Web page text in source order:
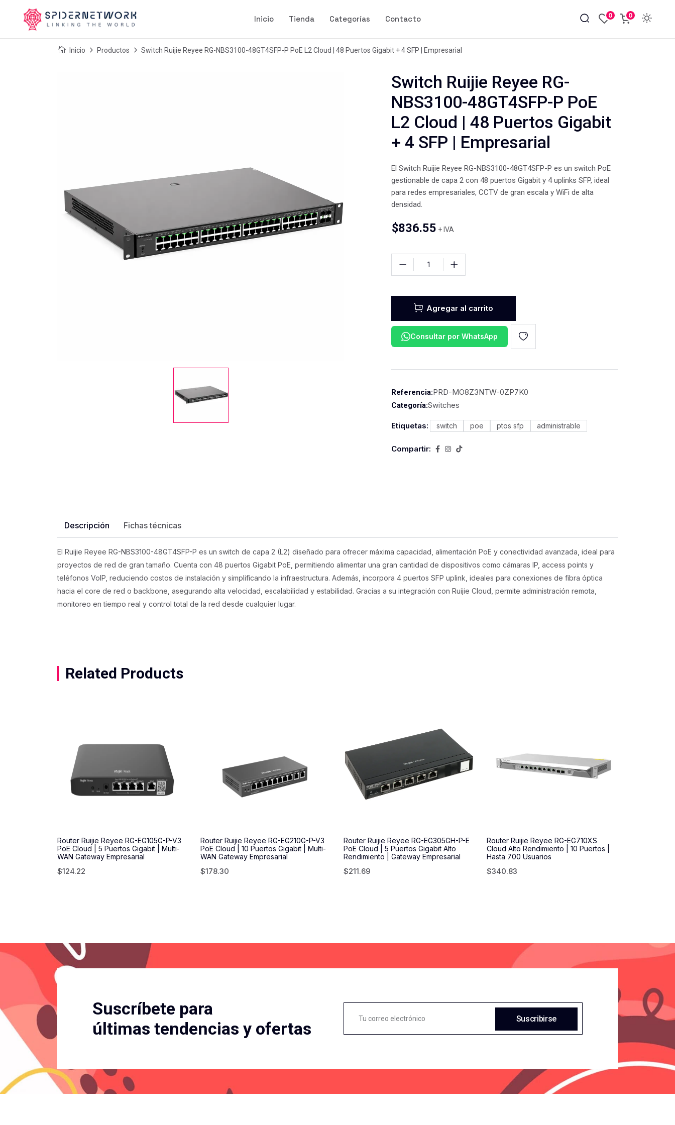
Inicio Tienda Categorías Contacto 0 0
Inicio Productos Switch Ruijie Reyee RG-NBS3100-48GT4SFP-P PoE L2 Cloud | 48 Puertos Gigabit + 4 SFP | Empresarial
Switch Ruijie Reyee RG-
NBS3100-48GT4SFP-P PoE
L2 Cloud | 48 Puertos Gigabit
+ 4 SFP | Empresarial
El Switch Ruijie Reyee RG-NBS3100-48GT4SFP-P es un switch PoE
gestionable de capa 2 con 48 puertos Gigabit y 4 uplinks SFP, ideal
para redes empresariales, CCTV de gran escala y WiFi de alta
densidad.
$836.55 + IVA
Agregar al carrito
Consultar por WhatsApp
Referencia:PRD-MO8Z3NTW-0ZP7K0
Categoría:Switches
Etiquetas: switch poe ptos sfp administrable
Compartir:
Descripción Fichas técnicas
El Ruijie Reyee RG-NBS3100-48GT4SFP-P es un switch de capa 2 (L2) diseñado para ofrecer máxima capacidad, alimentación PoE y conectividad avanzada, ideal para
proyectos de red de gran tamaño. Cuenta con 48 puertos Gigabit PoE, permitiendo alimentar una gran cantidad de dispositivos como cámaras IP, access points y
teléfonos VoIP, reduciendo costos de instalación y simplificando la infraestructura. Además, incorpora 4 puertos SFP uplink, ideales para conexiones de fibra óptica
hacia el core de red o backbone, asegurando alta velocidad, escalabilidad y estabilidad. Gracias a su integración con Ruijie Cloud, permite administración remota,
monitoreo en tiempo real y control total de la red desde cualquier lugar.
Related Products
Router Ruijie Reyee RG-EG105G-P-V3
PoE Cloud | 5 Puertos Gigabit | Multi-
WAN Gateway Empresarial
$124.22
Router Ruijie Reyee RG-EG210G-P-V3
PoE Cloud | 10 Puertos Gigabit | Multi-
WAN Gateway Empresarial
$178.30
Router Ruijie Reyee RG-EG305GH-P-E
PoE Cloud | 5 Puertos Gigabit Alto
Rendimiento | Gateway Empresarial
$211.69
Router Ruijie Reyee RG-EG710XS
Cloud Alto Rendimiento | 10 Puertos |
Hasta 700 Usuarios
$340.83
Suscríbete para
últimas tendencias y ofertas
Suscribirse